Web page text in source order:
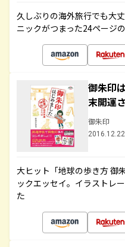
久しぶりの海外旅行でも大
ニックがつまった24ページ
御朱印
末開運
御朱印
大ヒット「地球の歩き方 御
ックエッセイ。イラストレ
た